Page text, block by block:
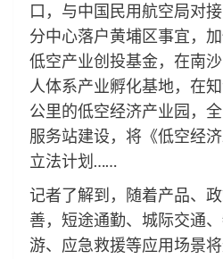
口，与中国民用航空局对
分中心落户黄埔区事宜，
低空产业创投基金，在南
人体系产业孵化基地，在
公里的低空经济产业园，
服务站建设，将《低空经
立法计划……
记者了解到，随着产品、
善，短途通勤、城际交通
游、应急救援等应用场景